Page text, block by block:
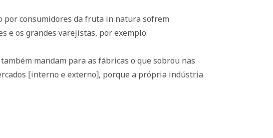
por consumidores da fruta in natura sofrem
e os grandes varejistas, por exemplo.
mandam para as fábricas o que sobrou nas
[interno e externo], porque a própria indústria